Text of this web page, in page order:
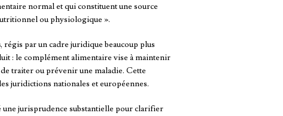
normal et qui constituent une source
ou physiologique ».
, régis par un cadre juridique beaucoup plus
: le complément alimentaire vise à maintenir
traiter ou prévenir une maladie. Cette
juridictions nationales et européennes.
une jurisprudence substantielle pour clarifier